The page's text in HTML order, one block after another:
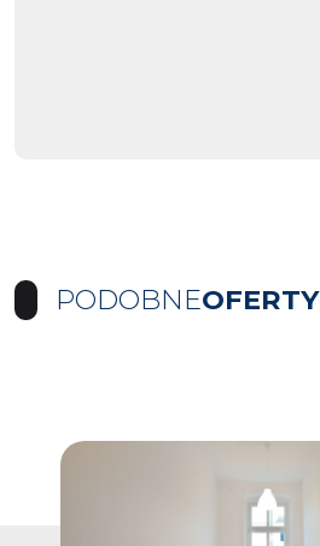
PODOBNEOFERTY